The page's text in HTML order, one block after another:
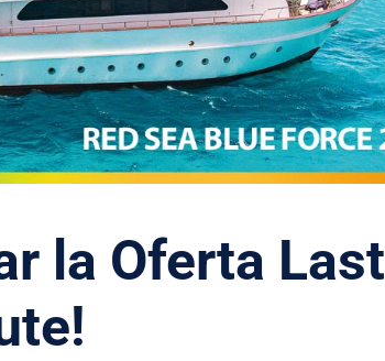
la Oferta Last